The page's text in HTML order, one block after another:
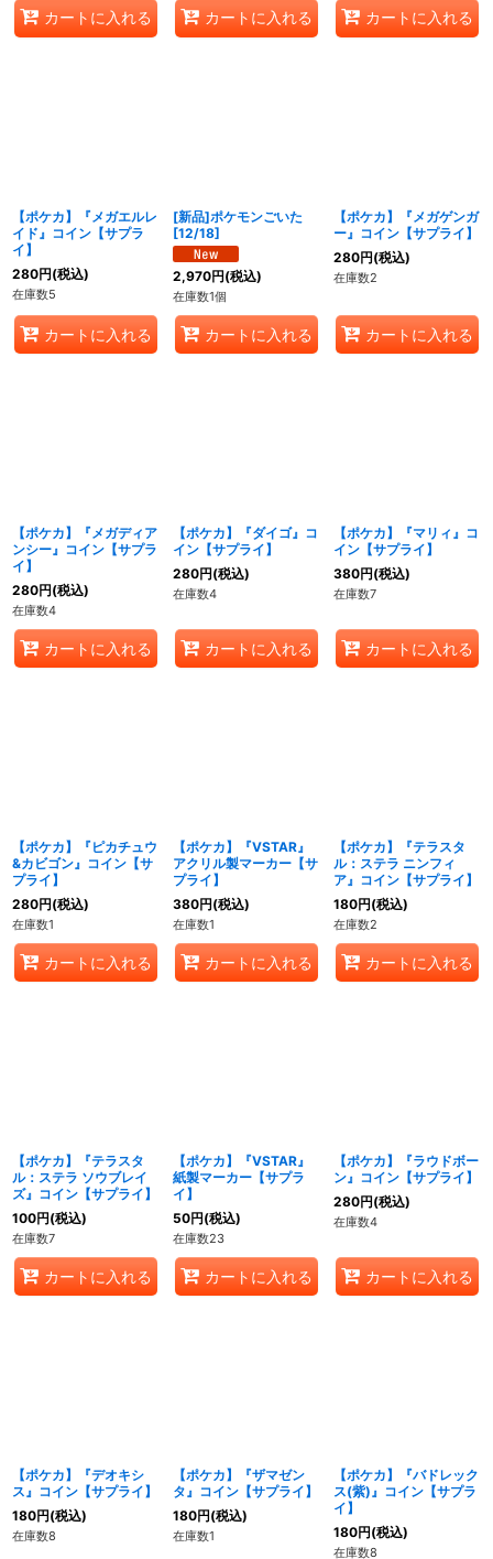
カートに入れる カートに入れる カートに入れる
【ポケカ】『メガエルレ
イド』コイン【サプラ
イ】
280円(税込)
在庫数5
カートに入れる
[新品]ポケモンごいた
[12/18]
2,970円(税込)
在庫数1個
カートに入れる
【ポケカ】『メガゲンガ
ー』コイン【サプライ】
280円(税込)
在庫数2
カートに入れる
【ポケカ】『メガディア
ンシー』コイン【サプラ
イ】
280円(税込)
在庫数4
カートに入れる
【ポケカ】『ダイゴ』コ
イン【サプライ】
280円(税込)
在庫数4
カートに入れる
【ポケカ】『マリィ』コ
イン【サプライ】
380円(税込)
在庫数7
カートに入れる
【ポケカ】『ピカチュウ
&カビゴン』コイン【サ
プライ】
280円(税込)
在庫数1
カートに入れる
【ポケカ】『VSTAR』
アクリル製マーカー【サ
プライ】
380円(税込)
在庫数1
カートに入れる
【ポケカ】『テラスタ
ル：ステラ ニンフィ
ア』コイン【サプライ】
180円(税込)
在庫数2
カートに入れる
【ポケカ】『テラスタ
ル：ステラ ソウブレイ
ズ』コイン【サプライ】
100円(税込)
在庫数7
カートに入れる
【ポケカ】『VSTAR』
紙製マーカー【サプラ
イ】
50円(税込)
在庫数23
カートに入れる
【ポケカ】『ラウドボー
ン』コイン【サプライ】
280円(税込)
在庫数4
カートに入れる
【ポケカ】『デオキシ
ス』コイン【サプライ】
180円(税込)
在庫数8
【ポケカ】『ザマゼン
タ』コイン【サプライ】
180円(税込)
在庫数1
【ポケカ】『バドレック
ス(紫)』コイン【サプラ
イ】
180円(税込)
在庫数8